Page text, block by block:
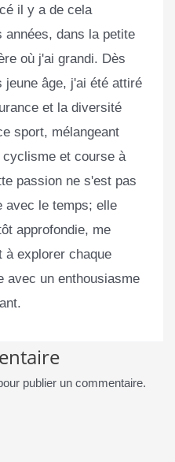
il y a de cela
années, dans la petite
où j'ai grandi. Dès
jeune âge, j'ai été attiré
et la diversité
sport, mélangeant
cyclisme et course à
passion ne s'est pas
avec le temps; elle
approfondie, me
à explorer chaque
avec un enthousiasme
publier un commentaire.